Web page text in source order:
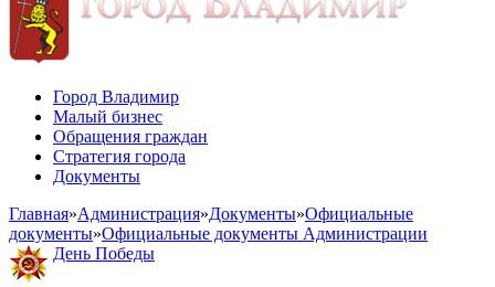
Город Владимир
Малый бизнес
Обращения граждан
Стратегия города
Документы
Главная»Администрация»Документы»Официальные
документы»Официальные документы Администрации
День Победы